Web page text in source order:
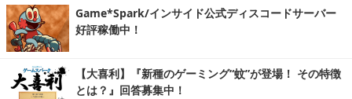
Game*Spark/インサイド公式ディスコードサーバー
好評稼働中！
【大喜利】『新種のゲーミング“蚊”が登場！ その特徴
とは？』回答募集中！